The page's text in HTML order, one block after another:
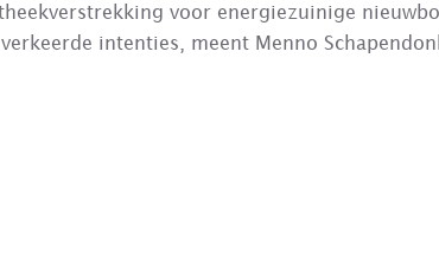
voor energiezuinige
intenties, meent Menno